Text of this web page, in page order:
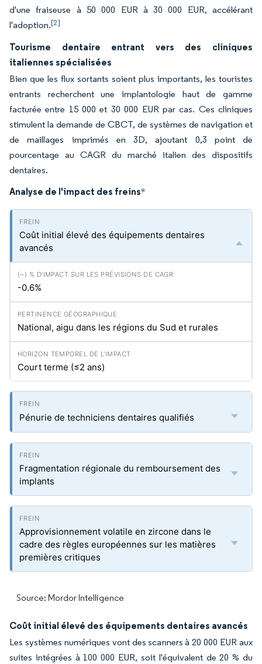
d'une fraiseuse à 50 000 EUR à 30 000 EUR, accélérant
l'adoption.[2]
Tourisme dentaire entrant vers des cliniques
italiennes spécialisées
Bien que les flux sortants soient plus importants, les touristes
entrants recherchent une implantologie haut de gamme
facturée entre 15 000 et 30 000 EUR par cas. Ces cliniques
stimulent la demande de CBCT, de systèmes de navigation et
de maillages imprimés en 3D, ajoutant 0,3 point de
pourcentage au CAGR du marché italien des dispositifs
dentaires.
Analyse de l'impact des freins*
Coût initial élevé des équipements dentaires
avancés
-0.6%
National, aigu dans les régions du Sud et rurales
Court terme (≤2 ans)
Pénurie de techniciens dentaires qualifiés
Fragmentation régionale du remboursement des
implants
Approvisionnement volatile en zircone dans le
cadre des règles européennes sur les matières
premières critiques
Source: Mordor Intelligence
Coût initial élevé des équipements dentaires avancés
Les systèmes numériques vont des scanners à 20 000 EUR aux
suites intégrées à 100 000 EUR, soit l'équivalent de 20 % du